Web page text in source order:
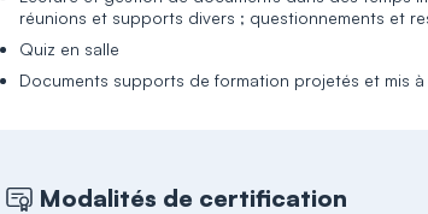
réunions et supports divers ; questionnements et
Quiz en salle
Documents supports de formation projetés et mis
Modalités de certification